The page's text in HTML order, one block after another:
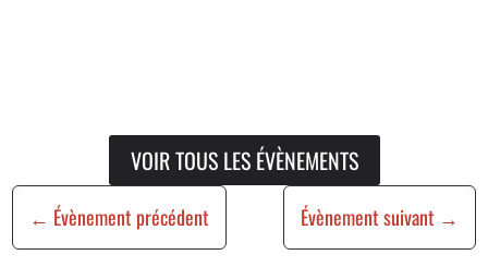
VOIR TOUS LES ÉVÈNEMENTS
← Évènement précédent Évènement suivant →